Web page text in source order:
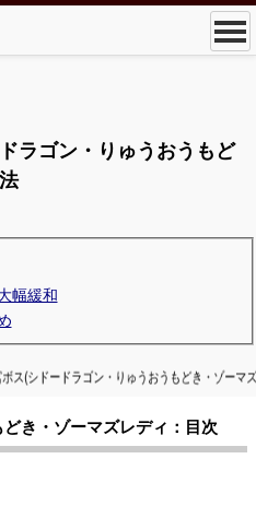
ラゴン・りゅうおうもど
幅緩和
ス(シドードラゴン・りゅうおうもどき・ゾーマ
き・ゾーマズレディ：目次